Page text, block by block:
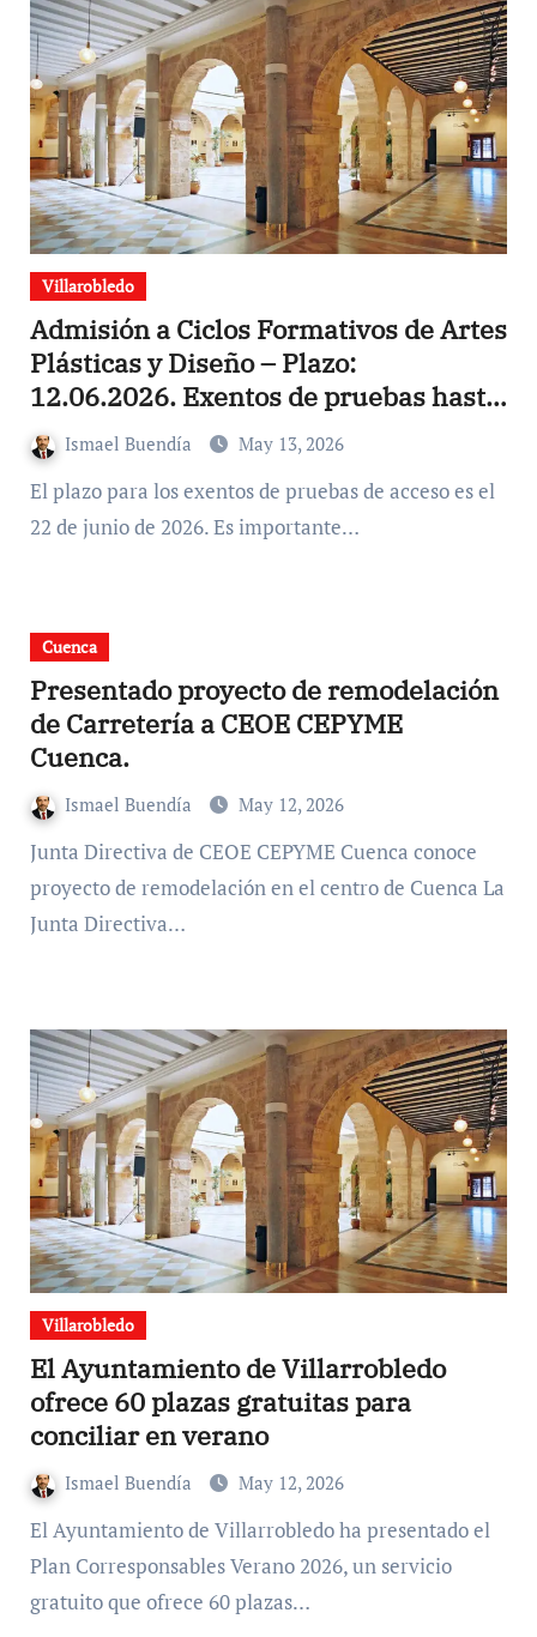
Villarobledo
Admisión a Ciclos Formativos de Artes
Plásticas y Diseño – Plazo:
12.06.2026. Exentos de pruebas hasta
el 22 de junio.
Ismael Buendía May 13, 2026
El plazo para los exentos de pruebas de acceso es el
22 de junio de 2026. Es importante…
Cuenca
Presentado proyecto de remodelación
de Carretería a CEOE CEPYME
Cuenca.
Ismael Buendía May 12, 2026
Junta Directiva de CEOE CEPYME Cuenca conoce
proyecto de remodelación en el centro de Cuenca La
Junta Directiva…
Villarobledo
El Ayuntamiento de Villarrobledo
ofrece 60 plazas gratuitas para
conciliar en verano
Ismael Buendía May 12, 2026
El Ayuntamiento de Villarrobledo ha presentado el
Plan Corresponsables Verano 2026, un servicio
gratuito que ofrece 60 plazas…